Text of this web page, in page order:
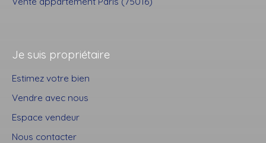
Je suis propriétaire
Estimez votre bien
Vendre avec nous
Espace vendeur
Nous contacter